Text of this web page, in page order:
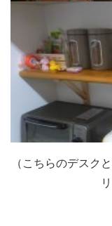
（こちらのデスク